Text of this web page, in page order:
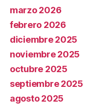
marzo 2026
febrero 2026
diciembre 2025
noviembre 2025
octubre 2025
septiembre 2025
agosto 2025